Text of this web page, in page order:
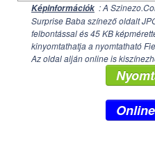
Képinformációk : A
Surprise Baba színező oldalt
felbontással és 45 KB
kinyomtathatja a nyomtatható
Az oldal alján online is